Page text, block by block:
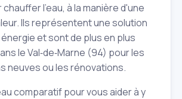
l'eau, à la manière d'une
Ils représentent une solution
et sont de plus en plus
le Val‑de‑Marne (94) pour les
neuves ou les rénovations.
comparatif pour vous aider à y